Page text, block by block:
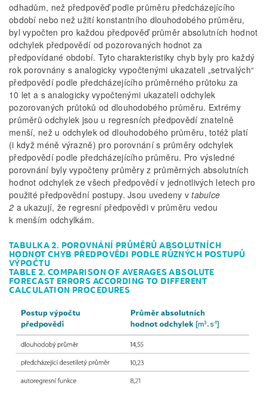
odhadům, než předpověď podle průměru předcházejícího
období nebo než užití konstantního dlouhodobého průměru,
byl vypočten pro každou předpověď průměr absolutních hodnot
odchylek předpovědí od pozorovaných hodnot za
předpovídané období. Tyto charakteristiky chyb byly pro každý
rok porovnány s analogicky vypočtenými ukazateli „setrvalých“
předpovědí podle předcházejícího průměrného průtoku za
10 let a s analogicky vypočtenými ukazateli odchylek
pozorovaných průtoků od dlouhodobého průměru. Extrémy
průměrů odchylek jsou u regresních předpovědí znatelně
menší, než u odchylek od dlouhodobého průměru, totéž platí
(i když méně výrazně) pro porovnání s průměry odchylek
předpovědí podle předcházejícího průměru. Pro výsledné
porovnání byly vypočteny průměry z průměrných absolutních
hodnot odchylek ze všech předpovědí v jednotlivých letech pro
použité předpovědní postupy. Jsou uvedeny vtabulce
2 a ukazují, že regresní předpovědi v průměru vedou
k menším odchylkám.
TABULKA 2. POROVNÁNÍ PRŮMĚRŮ ABSOLUTNÍCH
HODNOT CHYB PŘEDPOVĚDI PODLE RŮZNÝCH POSTUPŮ
VÝPOČTU
TABLE 2. COMPARISON OF AVERAGES ABSOLUTE
FORECAST ERRORS ACCORDING TO DIFFERENT
CALCULATION PROCEDURES